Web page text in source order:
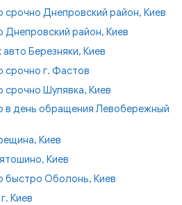
срочно Днепровский район, Киев
Днепровский район, Киев
Березняки, Киев
срочно г. Фастов
срочно Шулявка, Киев
в день обращения Левобережный
Киев
Киев
быстро Оболонь, Киев
Киев